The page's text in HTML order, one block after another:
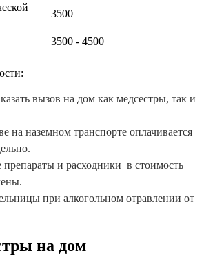
3500
3500 - 4500
вызов на дом как медсестры, так и
на наземном транспорте оплачивается
препараты и расходники в стоимость
при алкогольном отравлении от
на дом